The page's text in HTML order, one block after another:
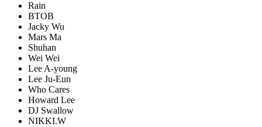
Rain
BTOB
Jacky Wu
Mars Ma
Shuhan
Wei Wei
Lee A-young
Lee Ju-Eun
Who Cares
Howard Lee
DJ Swallow
NIKKI.W